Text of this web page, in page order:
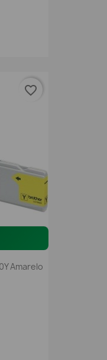
Amarelo
favorite_border